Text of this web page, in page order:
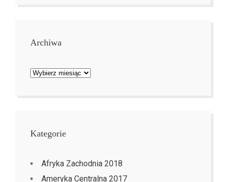
Archiwa
Archiwa
Kategorie
Afryka Zachodnia 2018
Ameryka Centralna 2017